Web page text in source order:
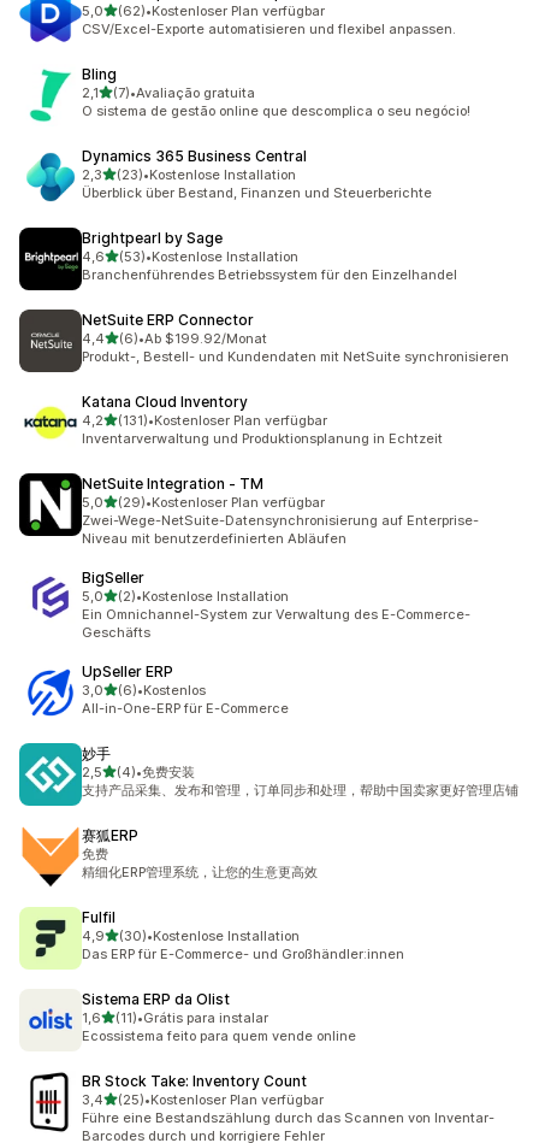
5,0von 5 Sternen
(62)
62 Rezensionen insgesamt
•Kostenloser Plan verfügbar
CSV/Excel-Exporte automatisieren und flexibel anpassen.
Bling
2,1von 5 Sternen
(7)
7 Rezensionen insgesamt
•Avaliação gratuita
O sistema de gestão online que descomplica o seu negócio!
Dynamics 365 Business Central
2,3von 5 Sternen
(23)
23 Rezensionen insgesamt
•Kostenlose Installation
Überblick über Bestand, Finanzen und Steuerberichte
Brightpearl by Sage
4,6von 5 Sternen
(53)
53 Rezensionen insgesamt
•Kostenlose Installation
Branchenführendes Betriebssystem für den Einzelhandel
NetSuite ERP Connector
4,4von 5 Sternen
(6)
6 Rezensionen insgesamt
•Ab $199.92/Monat
Produkt-, Bestell- und Kundendaten mit NetSuite synchronisieren
Katana Cloud Inventory
4,2von 5 Sternen
(131)
131 Rezensionen insgesamt
•Kostenloser Plan verfügbar
Inventarverwaltung und Produktionsplanung in Echtzeit
NetSuite Integration ‑ TM
5,0von 5 Sternen
(29)
29 Rezensionen insgesamt
•Kostenloser Plan verfügbar
Zwei-Wege-NetSuite-Datensynchronisierung auf Enterprise-
Niveau mit benutzerdefinierten Abläufen
BigSeller
5,0von 5 Sternen
(2)
2 Rezensionen insgesamt
•Kostenlose Installation
Ein Omnichannel-System zur Verwaltung des E-Commerce-
Geschäfts
UpSeller ERP
3,0von 5 Sternen
(6)
6 Rezensionen insgesamt
•Kostenlos
All-in-One-ERP für E-Commerce
妙手
2,5von 5 Sternen
(4)
4 Rezensionen insgesamt
•免费安装
支持产品采集、发布和管理，订单同步和处理，帮助中国卖家更好管理店铺
赛狐ERP
免费
精细化ERP管理系统，让您的生意更高效
Fulfil
4,9von 5 Sternen
(30)
30 Rezensionen insgesamt
•Kostenlose Installation
Das ERP für E-Commerce- und Großhändler:innen
Sistema ERP da Olist
1,6von 5 Sternen
(11)
11 Rezensionen insgesamt
•Grátis para instalar
Ecossistema feito para quem vende online
BR Stock Take: Inventory Count
3,4von 5 Sternen
(25)
25 Rezensionen insgesamt
•Kostenloser Plan verfügbar
Führe eine Bestandszählung durch das Scannen von Inventar-
Barcodes durch und korrigiere Fehler